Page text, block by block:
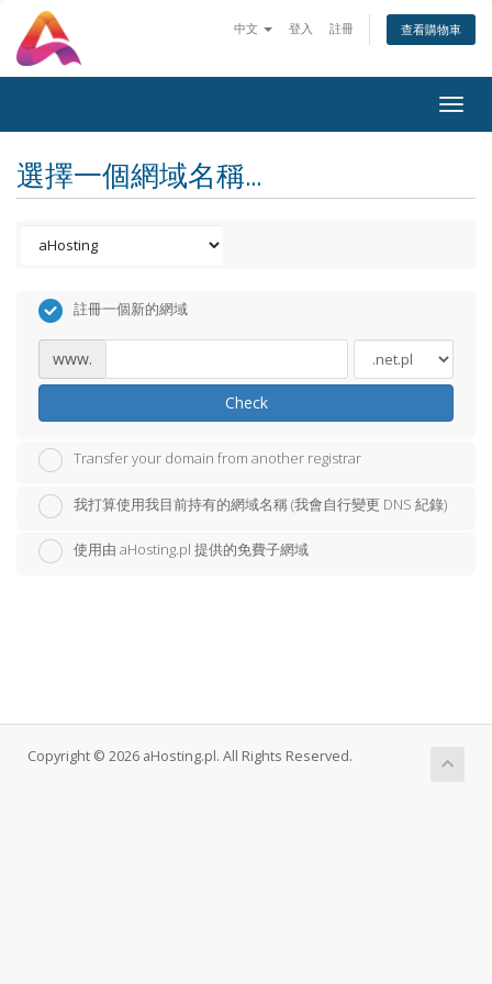
中文 登入 註冊 查看購物車
選擇一個網域名稱...
註冊一個新的網域
www.
Check
Transfer your domain from another registrar
我打算使用我目前持有的網域名稱 (我會自行變更 DNS 紀錄)
使用由 aHosting.pl 提供的免費子網域
Copyright © 2026 aHosting.pl. All Rights Reserved.